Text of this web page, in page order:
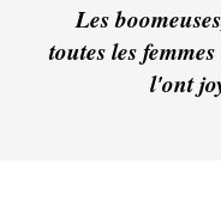
Les
toutes les
l'ont